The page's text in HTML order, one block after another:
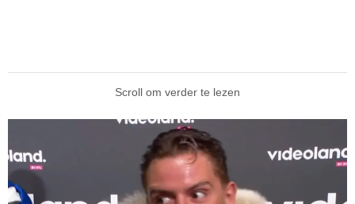
Scroll om verder te lezen